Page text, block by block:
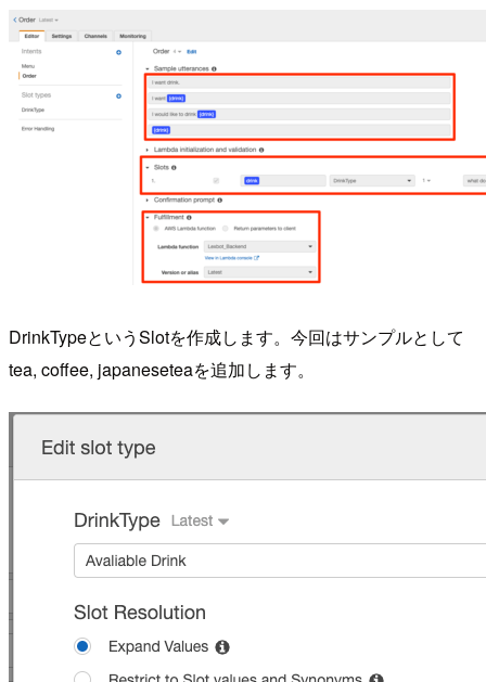
DrinkTypeというSlotを作成します。今回はサンプルとして
tea, coffee, japaneseteaを追加します。